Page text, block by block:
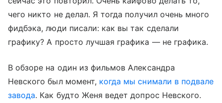
чего никто не делал. Я тогда получил очень много
фидбэка, люди писали: как вы так сделали
графику? А просто лучшая графика — не графика.
В обзоре на один из фильмов Александра
Невского был момент, когда мы снимали в подвале
завода. Как будто Женя ведет допрос Невского.